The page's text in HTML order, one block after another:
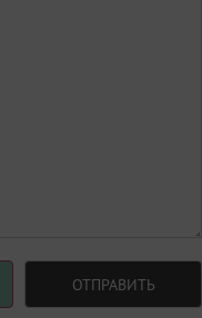
ОТПРАВИТЬ